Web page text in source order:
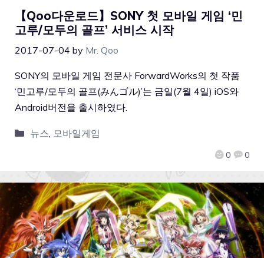
【Qoo다운로드】SONY 첫 모바일 게임 ‘민
고루/모두의 골프’ 서비스 시작
2017-07-04 by Mr. Qoo
0 0
SONY의 모바일 게임 전문사 ForwardWorks의 첫 작품
‘민고루/모두의 골프(みんゴル)’는 금일(7월 4일) iOS와
Android버전을 출시하였다.
뉴스 모바일게임